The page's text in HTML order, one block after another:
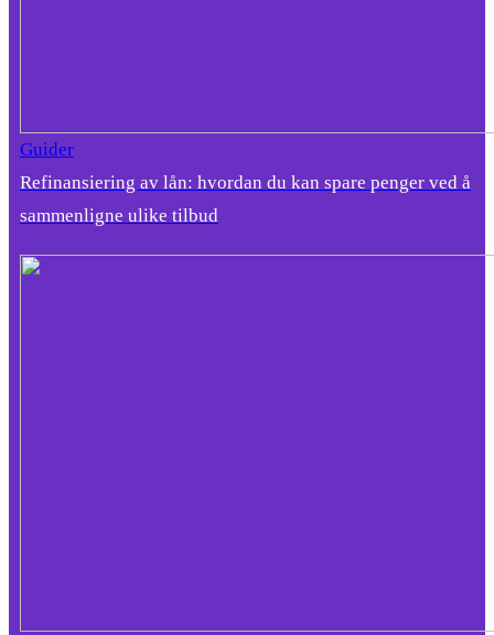
Guider
Refinansiering av lån: hvordan du kan spare penger ved å
sammenligne ulike tilbud